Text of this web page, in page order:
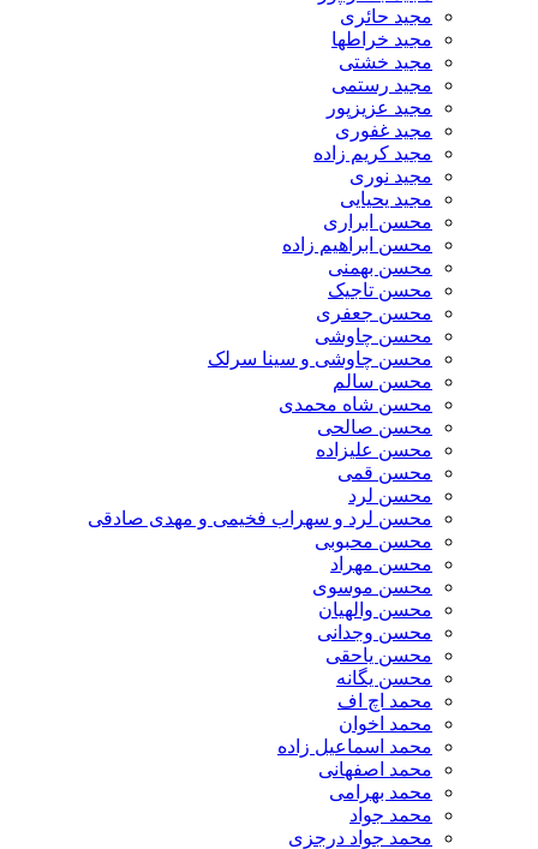
مجید حائری
مجید خراطها
مجید خشتی
مجید رستمی
مجید عزیزپور
مجید غفوری
مجید کریم زاده
مجید نوری
مجید یحیایی
محسن ابراری
محسن ابراهیم زاده
محسن بهمنی
محسن تاجیک
محسن جعفری
محسن چاوشی
محسن چاوشی و سینا سرلک
محسن سالم
محسن شاه محمدی
محسن صالحی
محسن علیزاده
محسن قمی
محسن لرد
محسن لرد و سهراب فخیمی و مهدی صادقی
محسن محبوبی
محسن مهراد
محسن موسوی
محسن والهیان
محسن وجدانی
محسن یاحقی
محسن یگانه
محمد اچ اف
محمد اخوان
محمد اسماعیل زاده
محمد اصفهانی
محمد بهرامی
محمد جواد
محمد جواد درجزی